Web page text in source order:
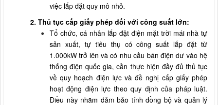
việc lắp đặt quy mô nhỏ.
2. Thủ tục cấp giấy phép đối với công suất lớn:
Tổ chức, cá nhân lắp đặt điện mặt trời mái nhà tự
sản xuất, tự tiêu thụ có công suất lắp đặt từ
1.000kW trở lên và có nhu cầu bán điện dư vào hệ
thống điện quốc gia, cần thực hiện đầy đủ thủ tục
về quy hoạch điện lực và đề nghị cấp giấy phép
hoạt động điện lực theo quy định của pháp luật.
Điều này nhằm đảm bảo tính đồng bộ và quản lý